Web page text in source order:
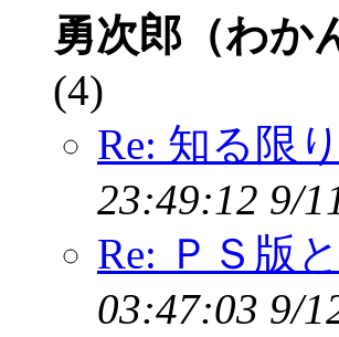
勇次郎（わか
(4)
Re: 知る限
23:49:12 9/
Re: ＰＳ版
03:47:03 9/